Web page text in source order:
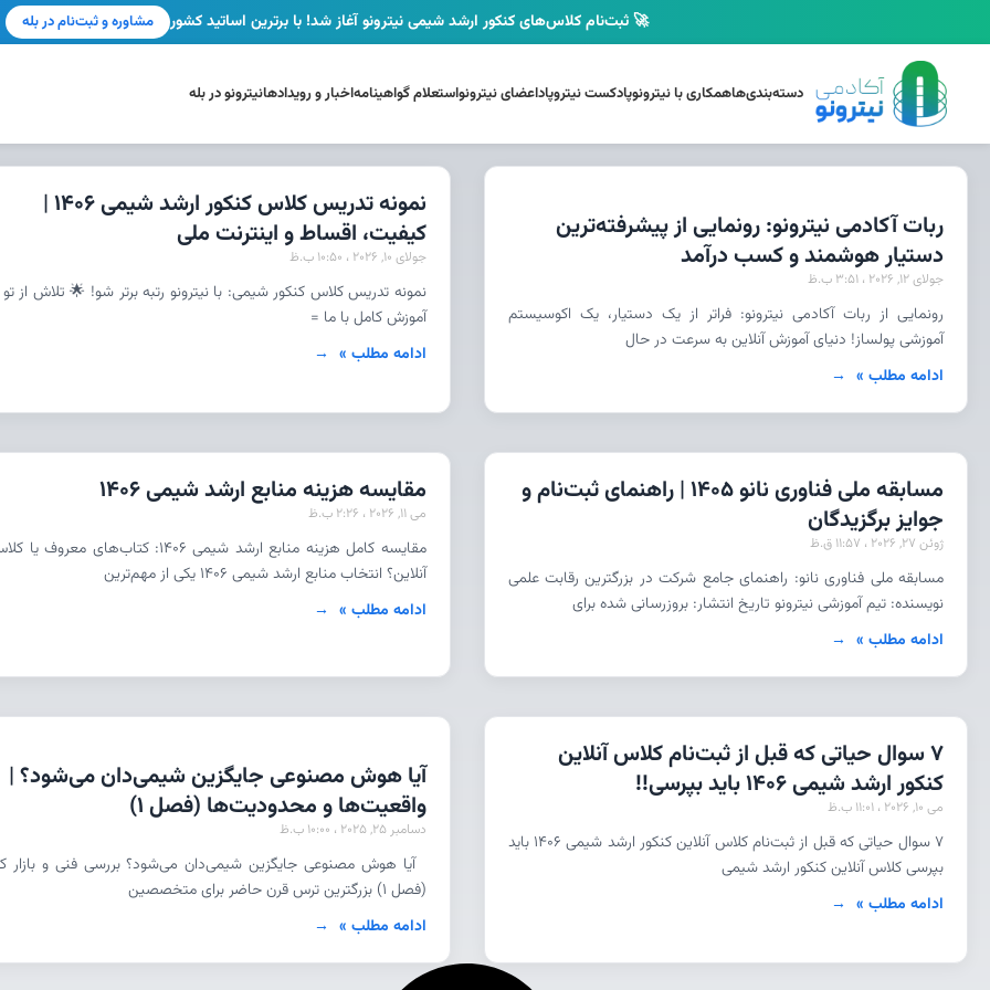
دسته‌بندی‌هاهمکاری با نیترونوپادکست نیتروپاداعضای نیترونواستعلام گواهینامهاخبار و رویدادهانیترونو در بله
ربات آکادمی نیترونو: رونمایی از پیشرفته‌ترین
دستیار هوشمند و کسب درآمد
جولای 12, 2026 3:51 ب.ظ
رونمایی از ربات آکادمی نیترونو: فراتر از یک دستیار، یک اکوسیستم
آموزشی پولساز! دنیای آموزش آنلاین به سرعت در حال
ادامه مطلب »
نمونه تدریس کلاس کنکور ارشد شیمی 1406 |
کیفیت، اقساط و اینترنت ملی
جولای 10, 2026
نمونه تدریس کلاس کنکور شیمی: با نیترونو رتبه برتر شو! 🌟 تلاش از
آموزش کامل با ما =
ادامه مطلب »
مسابقه ملی فناوری نانو 1405 | راهنمای ثبت‌نام و
جوایز برگزیدگان
ژوئن 27, 2026
مسابقه ملی فناوری نانو: راهنمای جامع شرکت در بزرگترین رقابت علمی
نویسنده: تیم آموزشی نیترونو تاریخ انتشار: بروزرسانی شده برای
ادامه مطلب »
مقایسه هزینه منابع ارشد شیمی 1406
می 11, 2026
مقایسه کامل هزینه منابع ارشد شیمی 1406: کتاب‌های معروف
آنلاین؟ انتخاب منابع ارشد شیمی ۱۴۰۶ یکی از مهم‌ترین
ادامه مطلب »
7 سوال حیاتی که قبل از ثبت‌نام کلاس آنلاین
کنکور ارشد شیمی ۱۴۰۶ باید بپرسی!!
می 10, 2026 11:01 ب.ظ
۷ سوال حیاتی که قبل از ثبت‌نام کلاس آنلاین کنکور ارشد شیمی ۱۴۰۶ باید
بپرسی کلاس آنلاین کنکور ارشد شیمی
ادامه مطلب »
آیا هوش مصنوعی جایگزین شیمی‌دان می‌شود؟ |
واقعیت‌ها و محدودیت‌ها (فصل 1)
دسامبر 25, 2025
آیا هوش مصنوعی جایگزین شیمی‌دان می‌شود؟ بررسی فنی و بازار
(فصل ۱) بزرگترین ترس قرن حاضر برای متخصصین
ادامه مطلب »
🚀 ثبت‌نام کلاس‌های کنکور ارشد شیمی نیترونو آغاز شد! با برترین اساتید کشور مشاوره و ثبت‌نام در بله